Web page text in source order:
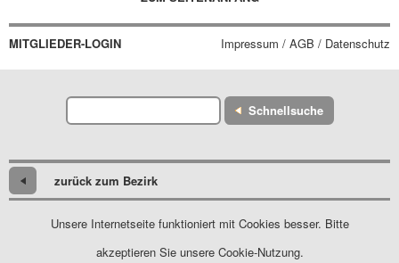
MITGLIEDER-LOGIN Impressum / AGB / Datenschutz
Schnellsuche
zurück zum Bezirk
Unsere Internetseite funktioniert mit Cookies besser. Bitte
akzeptieren Sie unsere Cookie-Nutzung.